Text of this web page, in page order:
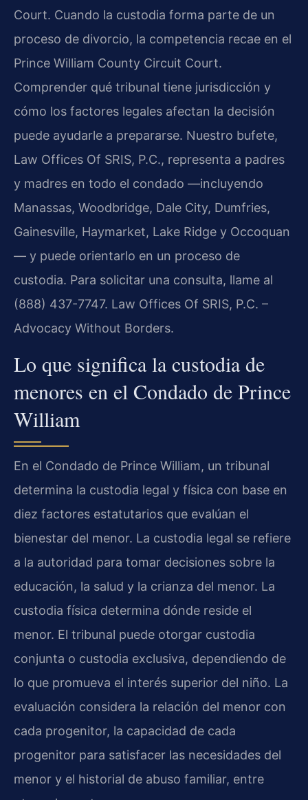
Court. Cuando la custodia forma parte de un
proceso de divorcio, la competencia recae en el
Prince William County Circuit Court.
Comprender qué tribunal tiene jurisdicción y
cómo los factores legales afectan la decisión
puede ayudarle a prepararse. Nuestro bufete,
Law Offices Of SRIS, P.C., representa a padres
y madres en todo el condado —incluyendo
Manassas, Woodbridge, Dale City, Dumfries,
Gainesville, Haymarket, Lake Ridge y Occoquan
— y puede orientarlo en un proceso de
custodia. Para solicitar una consulta, llame al
(888) 437-7747. Law Offices Of SRIS, P.C. –
Advocacy Without Borders.
Lo que significa la custodia de
menores en el Condado de Prince
William
En el Condado de Prince William, un tribunal
determina la custodia legal y física con base en
diez factores estatutarios que evalúan el
bienestar del menor. La custodia legal se refiere
a la autoridad para tomar decisiones sobre la
educación, la salud y la crianza del menor. La
custodia física determina dónde reside el
menor. El tribunal puede otorgar custodia
conjunta o custodia exclusiva, dependiendo de
lo que promueva el interés superior del niño. La
evaluación considera la relación del menor con
cada progenitor, la capacidad de cada
progenitor para satisfacer las necesidades del
menor y el historial de abuso familiar, entre